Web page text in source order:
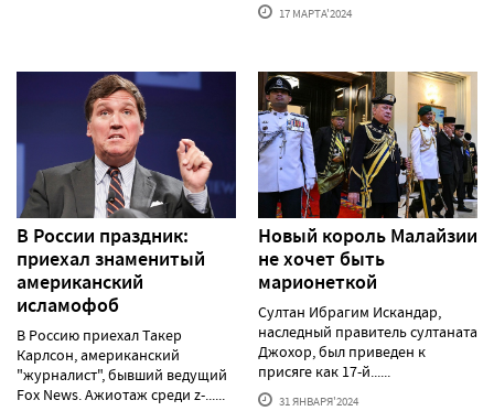
17 МАРТА'2024
В России праздник:
приехал знаменитый
американский
исламофоб
В Россию приехал Такер
Карлсон, американский
"журналист", бывший ведущий
Fox News. Ажиотаж среди z-......
Новый король Малайзии
не хочет быть
марионеткой
Султан Ибрагим Искандар,
наследный правитель султаната
Джохор, был приведен к
присяге как 17-й......
31 ЯНВАРЯ'2024